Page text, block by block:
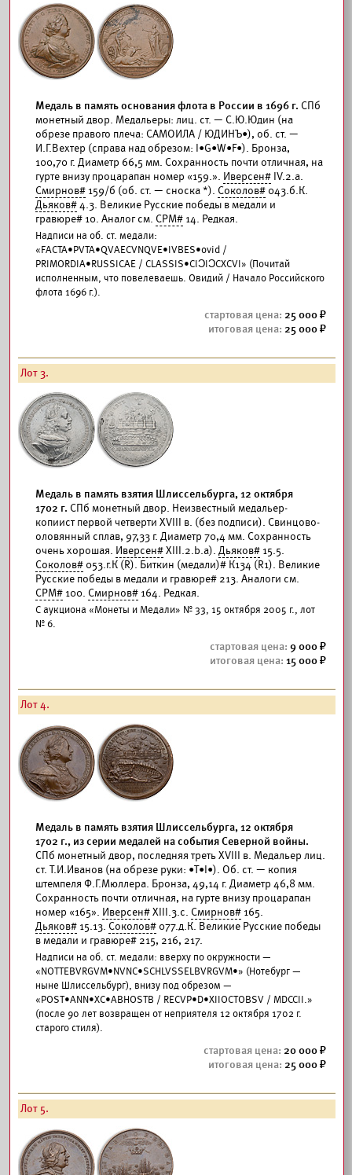
Медаль в память основания флота в России в 1696 г. СПб
монетный двор. Медальеры: лиц. ст. — С.Ю.Юдин (на
обрезе правого плеча: САМОИЛА / ЮДИНЪ•), об. ст. —
И.Г.Вехтер (справа над обрезом: I•G•W•F•). Бронза,
100,70 г. Диаметр 66,5 мм. Сохранность почти отличная, на
гурте внизу процарапан номер «159.». Иверсен# IV.2.а.
Смирнов# 159/б (об. ст. — сноска *). Соколов# 043.б.К.
Дьяков#4.3. Великие Русские победы в медали и
гравюре# 10. Аналог см. СРМ# 14. Редкая.
Надписи на об. ст. медали:
«FACTA•PVTA•QVAECVNQVE•IVBES•ovid /
PRIMORDIA•RUSSICAE / CLASSIS•CIƆIƆCXCVI» (Почитай
исполненным, что повелеваешь. Овидий / Начало Российского
флота 1696 г.).
25 000
25 000
Лот 3.
Медаль в память взятия Шлиссельбурга, 12 октября
1702 г. СПб монетный двор. Неизвестный медальер-
копиист первой четверти XVIII в. (без подписи). Свинцово-
оловянный сплав, 97,33 г. Диаметр 70,4 мм. Сохранность
очень хорошая. Иверсен#XIII.2.b.а). Дьяков# 15.5.
Соколов# 053.г.К (R). Биткин (медали)# К134 (R1). Великие
Русские победы в медали и гравюре# 213. Аналоги см.
СРМ# 100. Смирнов# 164. Редкая.
С аукциона «Монеты и Медали» № 33, 15 октября 2005 г., лот
№ 6.
9 000
15 000
Лот 4.
Медаль в память взятия Шлиссельбурга, 12 октября
1702 г., из серии медалей на события Северной войны.
СПб монетный двор, последняя треть XVIII в. Медальер лиц.
ст. Т.И.Иванов (на обрезе руки: •Т•I•). Об. ст. — копия
штемпеля Ф.Г.Мюллера. Бронза, 49,14 г. Диаметр 46,8 мм.
Сохранность почти отличная, на гурте внизу процарапан
номер «165». Иверсен#XIII.3.c. Смирнов# 165.
Дьяков# 15.13. Соколов# 077.д.К. Великие Русские победы
в медали и гравюре# 215, 216, 217.
Надписи на об. ст. медали: вверху по окружности —
«NOTTEBVRGVM•NVNC•SCHLVSSELBVRGVM•» (Нотебург —
ныне Шлиссельбург), внизу под обрезом —
«POST•ANN•XC•ABHOSTB / RECVP•D•XIIOCTOBSV / MDCCII.»
(после 90 лет возвращен от неприятеля 12 октября 1702 г.
старого стиля).
20 000
25 000
Лот 5.